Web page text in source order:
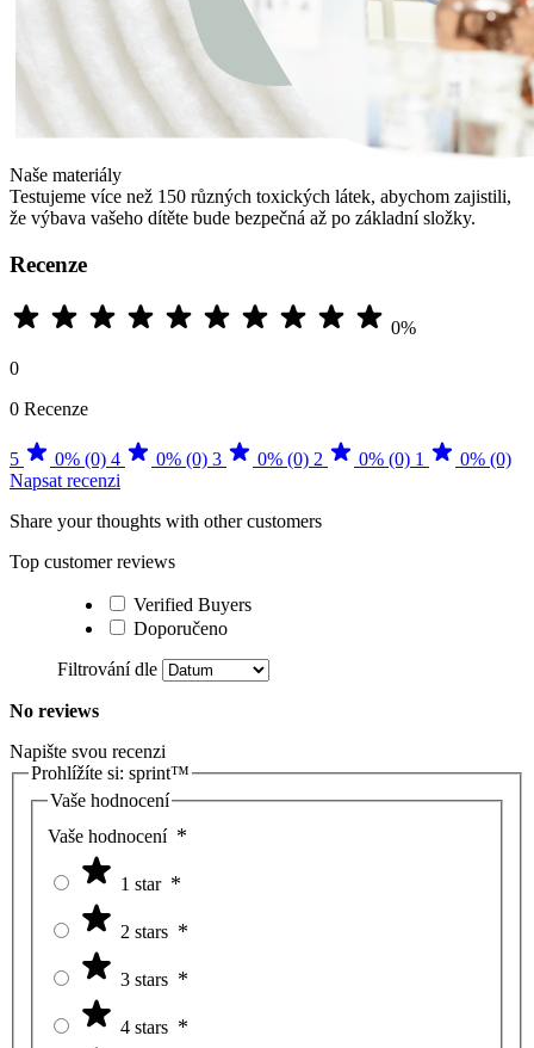
Naše materiály
Testujeme více než 150 různých toxických látek, abychom zajistili,
že výbava vašeho dítěte bude bezpečná až po základní složky.
Recenze
0%
0
0 Recenze
5 0% (0) 4 0% (0) 3 0% (0) 2 0% (0) 1
0% (0)
Napsat recenzi
Share your thoughts with other customers
Top customer reviews
Verified Buyers
Doporučeno
Filtrování dle
No reviews
Napište svou recenzi
Prohlížíte si: sprint™
Vaše hodnocení
Vaše hodnocení
1 star
2 stars
3 stars
4 stars